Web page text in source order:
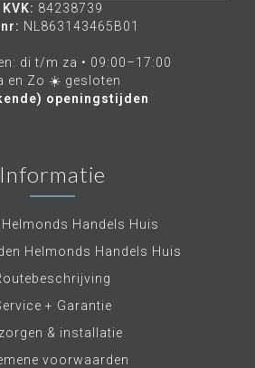
KVK: 84238739
NL863143465B01
di t/m za • 09:00–17:00
en Zo ☀️ gesloten
openingstijden
Informatie
Helmonds Handels Huis
Helmonds Handels Huis
+ Garantie
& installatie
voorwaarden